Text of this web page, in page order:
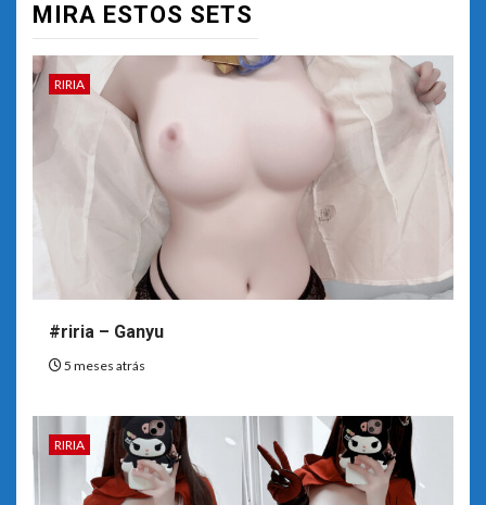
MIRA ESTOS SETS
RIRIA
#riria – Ganyu
5 meses atrás
RIRIA